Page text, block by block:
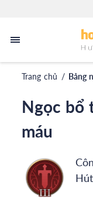
Trang chủ / Bảng
Ngọc bổ
máu